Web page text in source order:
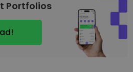
Portfolios